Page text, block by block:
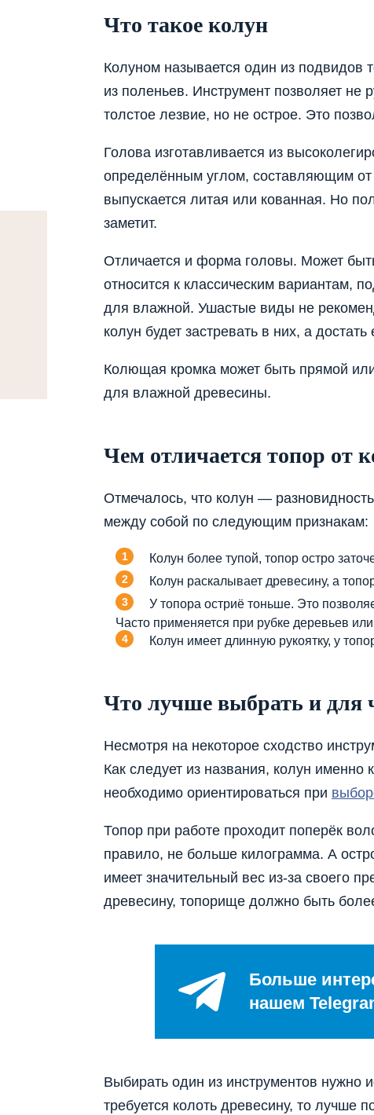
Что такое колун
Колуном называется один из подвидов
из поленьев. Инструмент позволяет не
толстое лезвие, но не острое. Это
Голова изготавливается из
определённым углом, составляющим от
выпускается литая или кованная. Но
заметит.
Отличается и форма головы. Может
относится к классическим вариантам,
для влажной. Ушастые виды не
колун будет застревать в них, а
Колющая кромка может быть прямой
для влажной древесины.
Чем отличается топор от
Отмечалось, что колун —
между собой по следующим признакам:
Колун более тупой, топор остро
Колун раскалывает древесину, а
У топора остриё тоньше. Это
Часто применяется при рубке деревьев
Колун имеет длинную рукоятку, у
Что лучше выбрать и для
Несмотря на некоторое сходство
Как следует из названия, колун именно
необходимо ориентироваться при
Топор при работе проходит поперёк
правило, не больше килограмма. А
имеет значительный вес из-за своего
древесину, топорище должно быть
Больше
нашем
Выбирать один из инструментов нужно
требуется колоть древесину, то лучше